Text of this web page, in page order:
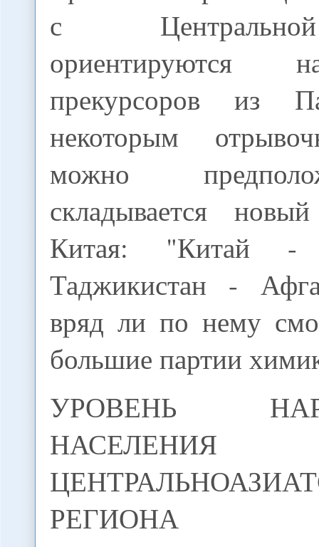
с
ориентируются
прекурсоров из
некоторым
можно
складывается
Китая: "Китай -
Таджикистан -
вряд ли по нему
большие партии
УРОВЕНЬ
НАСЕЛЕНИЯ
РЕГИОНА